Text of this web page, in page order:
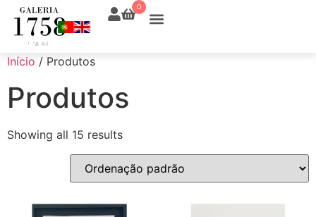
0
Início / Produtos
Produtos
Showing all 15 results